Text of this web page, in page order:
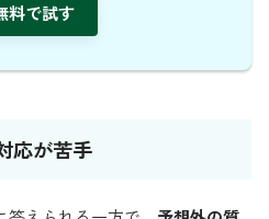
料で試す
応が苦手